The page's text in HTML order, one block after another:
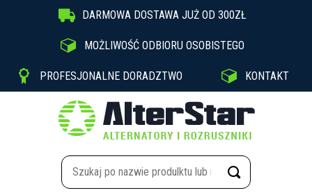
 DARMOWA DOSTAWA JUŻ OD 300ZŁ
 MOŻLIWOŚĆ ODBIORU OSOBISTEGO
 PROFESJONALNE DORADZTWO  KONTAKT